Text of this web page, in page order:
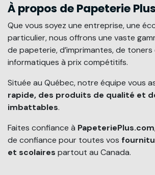
À propos de Papeterie Plus
Que vous soyez une entreprise, une
particulier, nous offrons une vaste
de papeterie, d’imprimantes, de toners
informatiques à prix compétitifs.
Située au Québec, notre équipe vous
rapide, des produits de qualité et
imbattables.
Faites confiance à PapeteriePlus.com
de confiance pour toutes vos
et scolaires partout au Canada.